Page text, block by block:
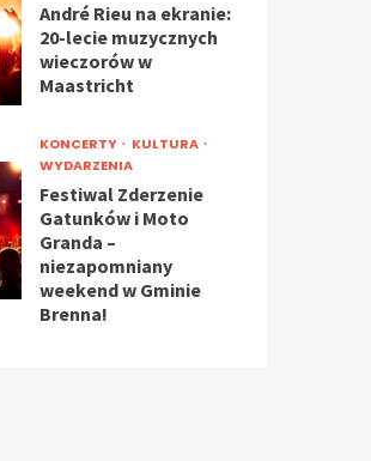
André Rieu na ekranie:
20-lecie muzycznych
wieczorów w
Maastricht
KONCERTY
KULTURA
WYDARZENIA
Festiwal Zderzenie
Gatunków i Moto
Granda –
niezapomniany
weekend w Gminie
Brenna!